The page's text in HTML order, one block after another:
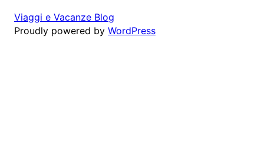
Viaggi e Vacanze Blog
Proudly powered by WordPress